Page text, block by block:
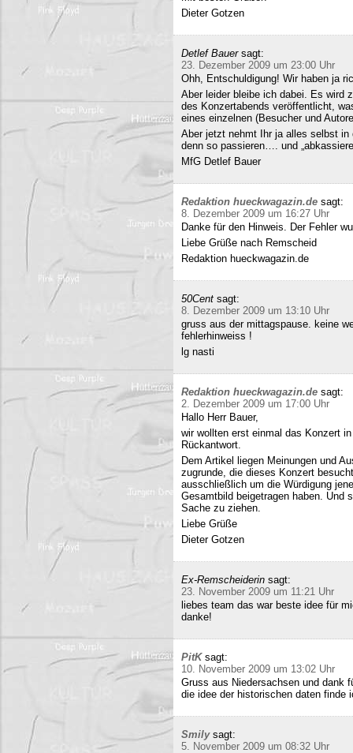
Dieter Gotzen
Detlef Bauer sagt:
23. Dezember 2009 um 23:00 Uhr
Ohh, Entschuldigung! Wir haben ja
Aber leider bleibe ich dabei. Es wird
des Konzertabends veröffentlicht,
eines einzelnen (Besucher und
Aber jetzt nehmt Ihr ja alles selbst
denn so passieren…. und
MfG Detlef Bauer
Redaktion hueckwagazin.de sagt:
8. Dezember 2009 um 16:27 Uhr
Danke für den Hinweis. Der Fehler
Liebe Grüße nach Remscheid
Redaktion hueckwagazin.de
50Cent sagt:
8. Dezember 2009 um 13:10 Uhr
gruss aus der mittagspause. keine
fehlerhinweiss !
lg nasti
Redaktion hueckwagazin.de sagt:
2. Dezember 2009 um 17:00 Uhr
Hallo Herr Bauer,
wir wollten erst einmal das Konzert
Rückantwort.
Dem Artikel liegen Meinungen und
zugrunde, die dieses Konzert
ausschließlich um die Würdigung
Gesamtbild beigetragen haben. Und
Sache zu ziehen.
Liebe Grüße
Dieter Gotzen
Ex-Remscheiderin sagt:
23. November 2009 um 11:21 Uhr
liebes team das war beste idee für
danke!
PitK sagt:
10. November 2009 um 13:02 Uhr
Gruss aus Niedersachsen und dank
die idee der historischen daten finde
Smily sagt:
5. November 2009 um 08:32 Uhr